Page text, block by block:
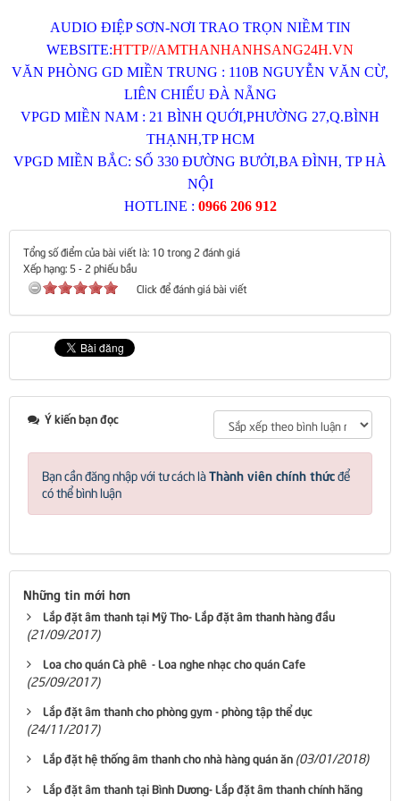
AUDIO ĐIỆP SƠN-NƠI TRAO TRỌN NIỀM TIN
WEBSITE:HTTP//AMTHANHANHSANG24H.VN
VĂN PHÒNG GD MIỀN TRUNG : 110B NGUYỄN VĂN CỪ,
LIÊN CHIỂU ĐÀ NẴNG
VPGD MIỀN NAM : 21 BÌNH QUỚI,PHƯỜNG 27,Q.BÌNH
THẠNH,TP HCM
VPGD MIỀN BẮC: SỐ 330 ĐƯỜNG BƯỞI,BA ĐÌNH, TP HÀ
NỘI
HOTLINE : 0966 206 912
Tổng số điểm của bài viết là: 10 trong 2 đánh giá
Xếp hạng: 5-2 phiếu bầu
Click để đánh giá bài viết
Ý kiến bạn đọc
Bạn cần đăng nhập với tư cách làThành viên chính thứcđể
có thể bình luận
Những tin mới hơn
Lắp đặt âm thanh tại Mỹ Tho- Lắp đặt âm thanh hàng đầu
(21/09/2017)
Loa cho quán Cà phê - Loa nghe nhạc cho quán Cafe
(25/09/2017)
Lắp đặt âm thanh cho phòng gym - phòng tập thể dục
(24/11/2017)
Lắp đặt hệ thống âm thanh cho nhà hàng quán ăn (03/01/2018)
Lắp đặt âm thanh tại Bình Dương- Lắp đặt âm thanh chính hãng